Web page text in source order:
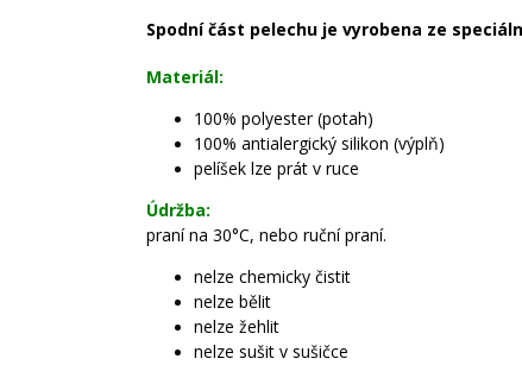
Spodní část pelechu je vyrobena ze
Materiál:
100% polyester (potah)
100% antialergický silikon (výplň)
pelíšek lze prát v ruce
Údržba:
praní na 30°C, nebo ruční praní.
nelze chemicky čistit
nelze bělit
nelze žehlit
nelze sušit v sušičce